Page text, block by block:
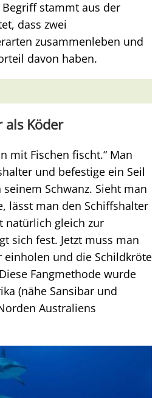
stammt aus der
dass zwei
zusammenleben und
davon haben.
als Köder
mit Fischen fischt.“ Man
und befestige ein Seil
Schwanz. Sieht man
lässt man den Schiffshalter
natürlich gleich zur
sich fest. Jetzt muss man
einholen und die Schildkröte
Fangmethode wurde
(nähe Sansibar und
Australiens